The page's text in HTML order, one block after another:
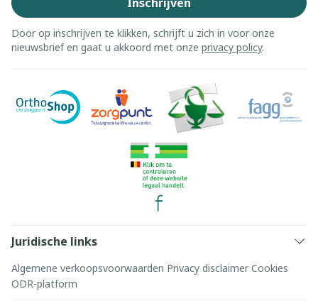
Door op inschrijven te klikken, schrijft u zich in voor onze
nieuwsbrief en gaat u akkoord met onze privacy policy.
Juridische links
Algemene verkoopsvoorwaarden Privacy disclaimer Cookies
ODR-platform